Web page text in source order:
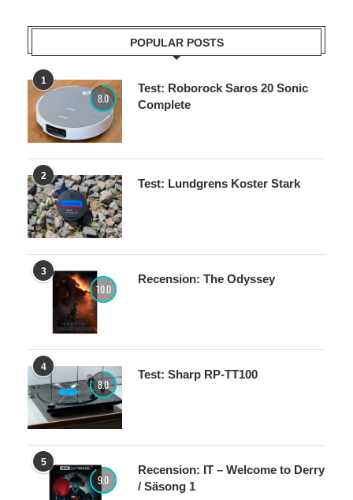
POPULAR POSTS
1
8.0
Test: Roborock Saros 20 Sonic
Complete
2
Test: Lundgrens Koster Stark
3
10.0
Recension: The Odyssey
4
8.0
Test: Sharp RP-TT100
5
9.0
Recension: IT – Welcome to Derry
/ Säsong 1